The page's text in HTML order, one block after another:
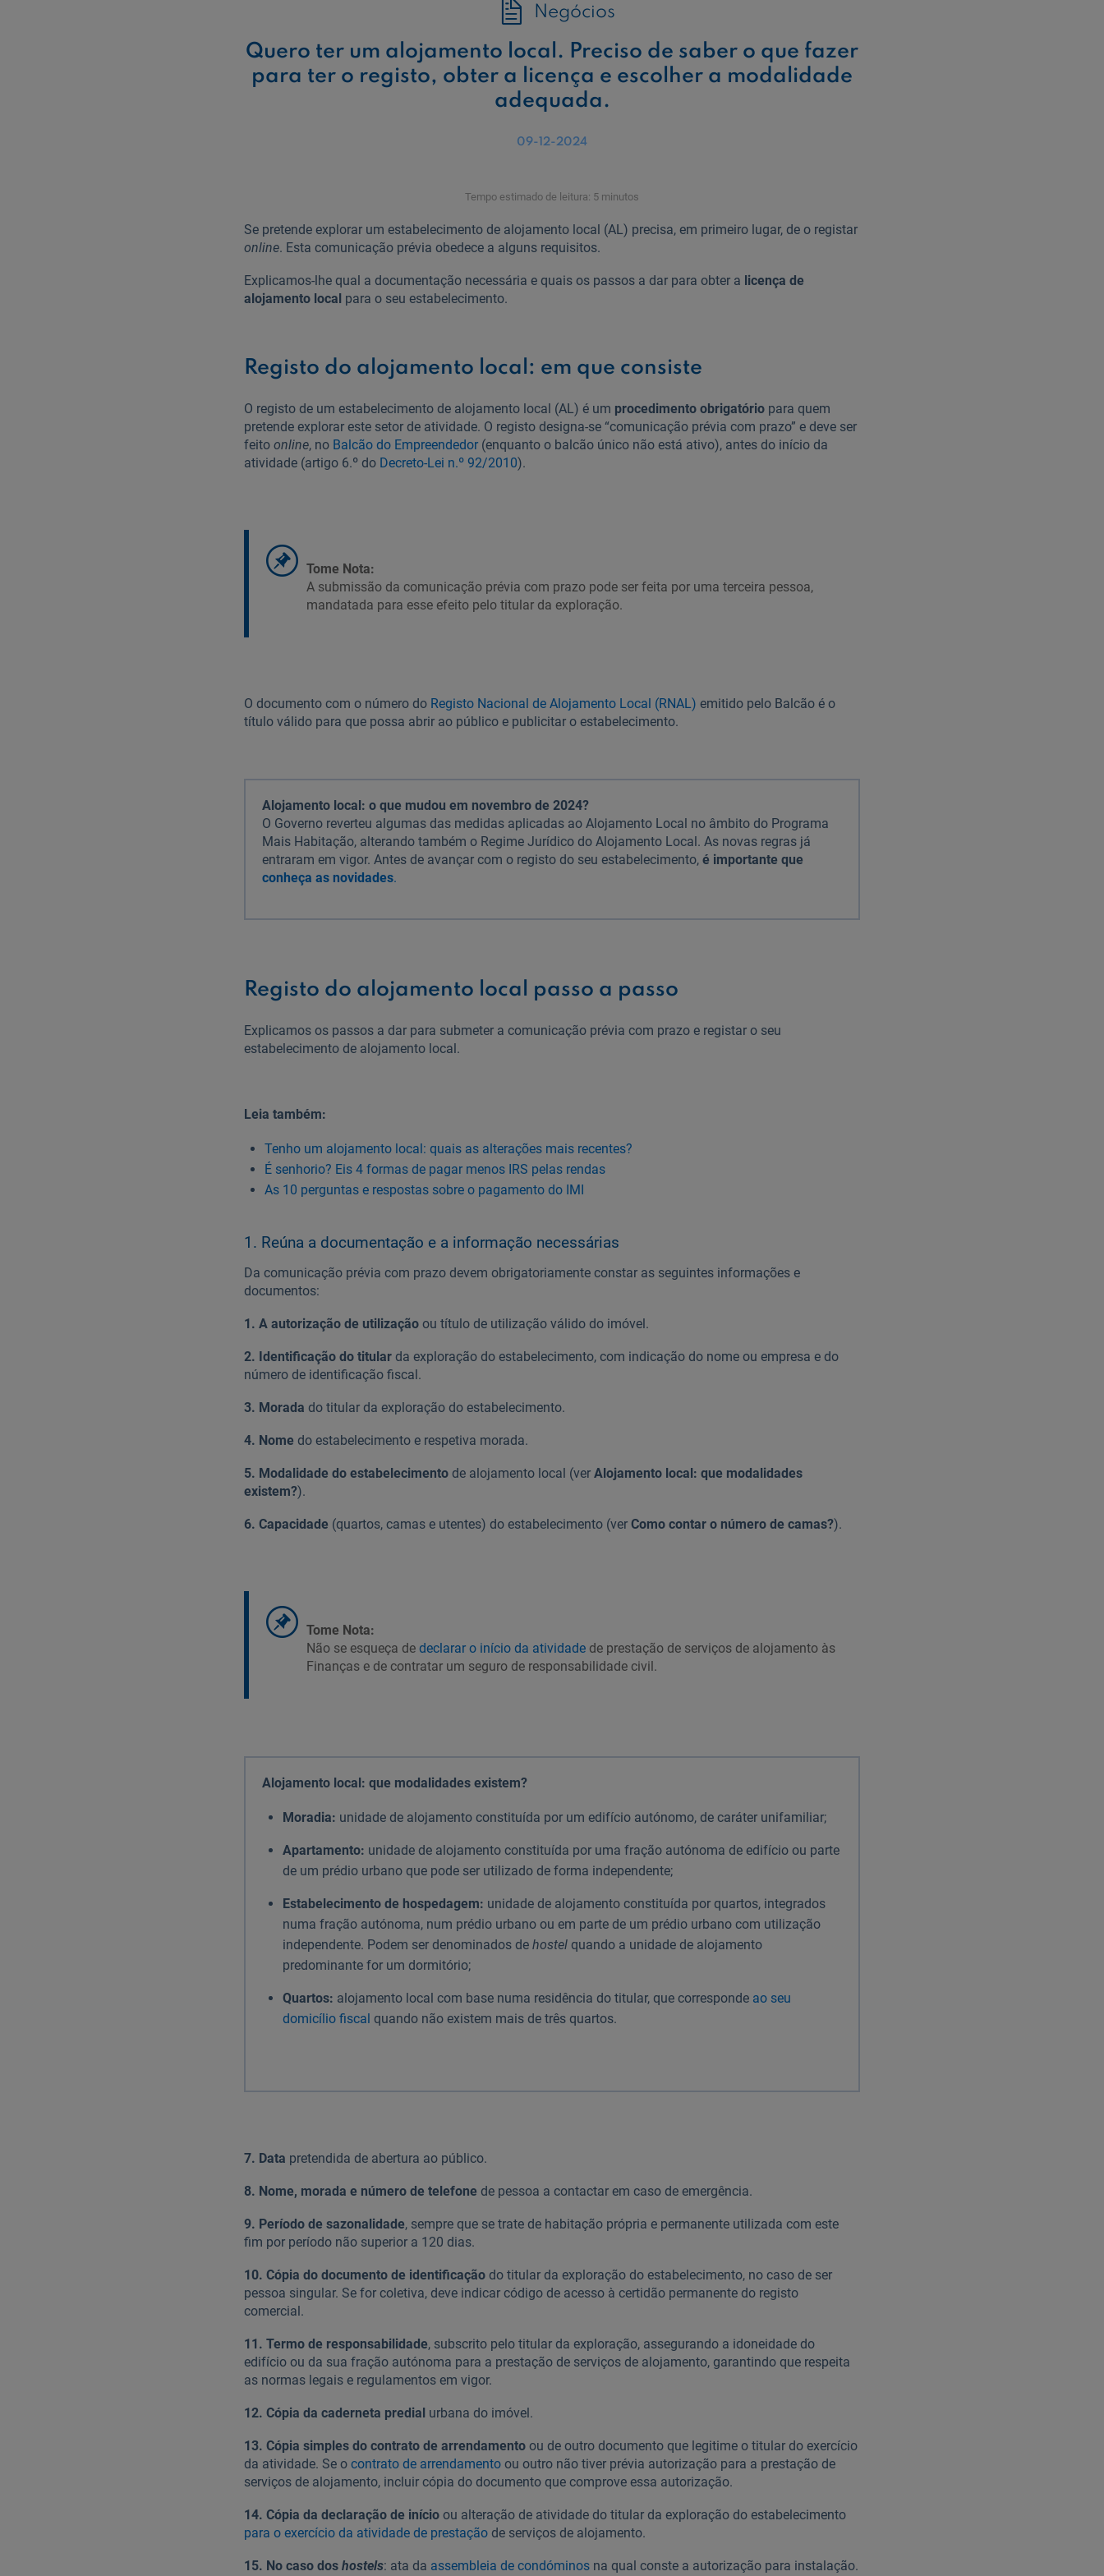
Negócios
Quero ter um alojamento local. Preciso de saber o que fazer
para ter o registo, obter a licença e escolher a modalidade
adequada.
09-12-2024
Tempo estimado de leitura: 5 minutos
Se pretende explorar um estabelecimento de alojamento local (AL) precisa, em primeiro lugar, de o registar
online. Esta comunicação prévia obedece a alguns requisitos.
Explicamos-lhe qual a documentação necessária e quais os passos a dar para obter a licença de
alojamento local para o seu estabelecimento.
Registo do alojamento local: em que consiste
O registo de um estabelecimento de alojamento local (AL) é um procedimento obrigatório para quem
pretende explorar este setor de atividade. O registo designa-se “comunicação prévia com prazo” e deve ser
feito online, no Balcão do Empreendedor (enquanto o balcão único não está ativo), antes do início da
atividade (artigo 6.º do Decreto-Lei n.º 92/2010).
Tome Nota:
A submissão da comunicação prévia com prazo pode ser feita por uma terceira pessoa,
mandatada para esse efeito pelo titular da exploração.
O documento com o número do Registo Nacional de Alojamento Local (RNAL) emitido pelo Balcão é o
título válido para que possa abrir ao público e publicitar o estabelecimento.
Alojamento local: o que mudou em novembro de 2024?
O Governo reverteu algumas das medidas aplicadas ao Alojamento Local no âmbito do Programa
Mais Habitação, alterando também o Regime Jurídico do Alojamento Local. As novas regras já
entraram em vigor. Antes de avançar com o registo do seu estabelecimento, é importante que
conheça as novidades.
Registo do alojamento local passo a passo
Explicamos os passos a dar para submeter a comunicação prévia com prazo e registar o seu
estabelecimento de alojamento local.
Leia também:
Tenho um alojamento local: quais as alterações mais recentes?
É senhorio? Eis 4 formas de pagar menos IRS pelas rendas
As 10 perguntas e respostas sobre o pagamento do IMI
1. Reúna a documentação e a informação necessárias
Da comunicação prévia com prazo devem obrigatoriamente constar as seguintes informações e
documentos:
1. A autorização de utilização ou título de utilização válido do imóvel.
2. Identificação do titular da exploração do estabelecimento, com indicação do nome ou empresa e do
número de identificação fiscal.
3. Morada do titular da exploração do estabelecimento.
4. Nome do estabelecimento e respetiva morada.
5. Modalidade do estabelecimento de alojamento local (ver Alojamento local: que modalidades
existem?).
6. Capacidade (quartos, camas e utentes) do estabelecimento (ver Como contar o número de camas?).
Tome Nota:
Não se esqueça de declarar o início da atividade de prestação de serviços de alojamento às
Finanças e de contratar um seguro de responsabilidade civil.
Alojamento local: que modalidades existem?
Moradia: unidade de alojamento constituída por um edifício autónomo, de caráter unifamiliar;
Apartamento: unidade de alojamento constituída por uma fração autónoma de edifício ou parte
de um prédio urbano que pode ser utilizado de forma independente;
Estabelecimento de hospedagem: unidade de alojamento constituída por quartos, integrados
numa fração autónoma, num prédio urbano ou em parte de um prédio urbano com utilização
independente. Podem ser denominados de hostel quando a unidade de alojamento
predominante for um dormitório;
Quartos: alojamento local com base numa residência do titular, que corresponde ao seu
domicílio fiscal quando não existem mais de três quartos.
7. Data pretendida de abertura ao público.
8. Nome, morada e número de telefone de pessoa a contactar em caso de emergência.
9. Período de sazonalidade, sempre que se trate de habitação própria e permanente utilizada com este
fim por período não superior a 120 dias.
10. Cópia do documento de identificação do titular da exploração do estabelecimento, no caso de ser
pessoa singular. Se for coletiva, deve indicar código de acesso à certidão permanente do registo
comercial.
11. Termo de responsabilidade, subscrito pelo titular da exploração, assegurando a idoneidade do
edifício ou da sua fração autónoma para a prestação de serviços de alojamento, garantindo que respeita
as normas legais e regulamentos em vigor.
12. Cópia da caderneta predial urbana do imóvel.
13. Cópia simples do contrato de arrendamento ou de outro documento que legitime o titular do exercício
da atividade. Se o contrato de arrendamento ou outro não tiver prévia autorização para a prestação de
serviços de alojamento, incluir cópia do documento que comprove essa autorização.
14. Cópia da declaração de início ou alteração de atividade do titular da exploração do estabelecimento
para o exercício da atividade de prestação de serviços de alojamento.
15. No caso dos hostels: ata da assembleia de condóminos na qual conste a autorização para instalação.